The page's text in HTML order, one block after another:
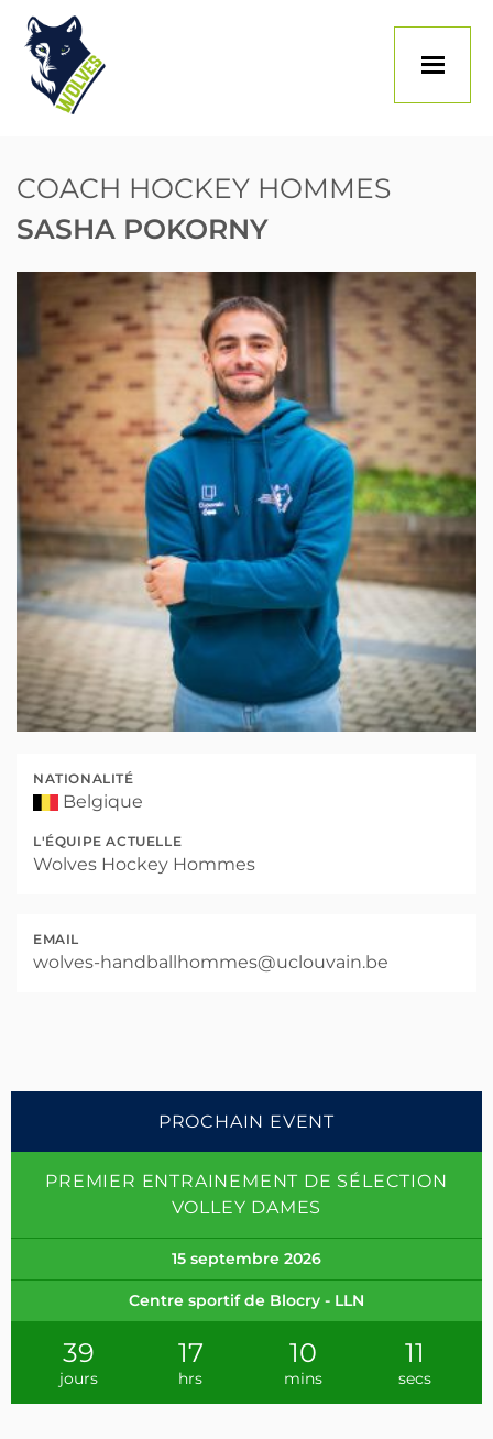
Skip
content
COACH HOCKEY HOMMES
SASHA POKORNY
NATIONALITÉ
Belgique
L'ÉQUIPE ACTUELLE
Wolves Hockey Hommes
EMAIL
wolves-handballhommes@uclouvain.be
PROCHAIN EVENT
PREMIER ENTRAINEMENT DE SÉLECTION
VOLLEY DAMES
15 septembre 2026
Centre sportif de Blocry - LLN
39
jours
17
hrs
10
mins
10
secs